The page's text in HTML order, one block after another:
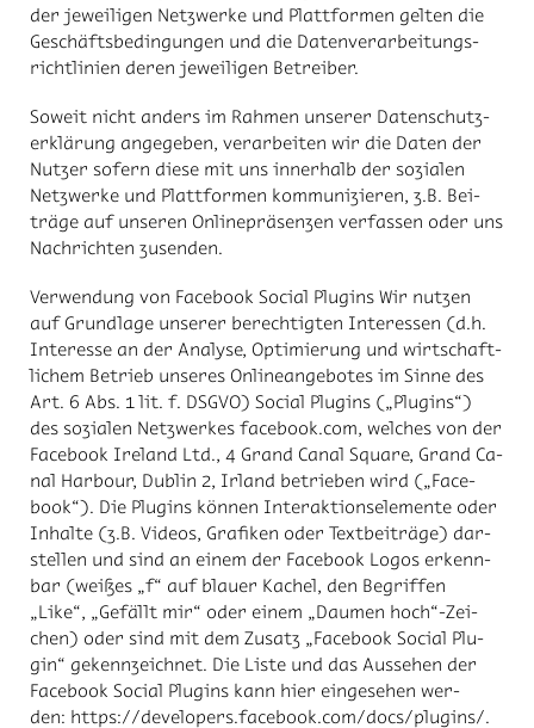
der je­wei­li­gen Netz­wer­ke und Platt­for­men gel­ten die
Ge­schäfts­be­din­gun­gen und die Da­ten­ver­ar­bei­tungs­
richt­li­ni­en de­ren je­wei­li­gen Be­trei­ber.
So­weit nicht an­ders im Rah­men un­se­rer Da­ten­schutz­
er­klä­rung an­ge­ge­ben, ver­ar­bei­ten wir die Da­ten der
Nut­zer so­fern die­se mit uns in­ner­halb der so­zia­len
Netz­wer­ke und Platt­for­men kom­mu­ni­zie­ren, z.B. Bei­
trä­ge auf un­se­ren On­line­prä­sen­zen ver­fas­sen oder uns
Nach­rich­ten zu­sen­den.
Ver­wen­dung von Face­book So­ci­al Plug­ins Wir nut­zen
auf Grund­la­ge un­se­rer be­rech­tig­ten In­ter­es­sen (d.h.
In­ter­es­se an der Ana­ly­se, Op­ti­mie­rung und wirt­schaft­
li­chem Be­trieb un­se­res On­line­an­ge­bo­tes im Sin­ne des
Art. 6 Abs. 1 lit. f. DS­GVO) So­ci­al Plug­ins („Plug­ins“)
des so­zia­len Netz­wer­kes face­book.com, wel­ches von der
Face­book Ire­land Ltd., 4 Grand Ca­nal Squa­re, Grand Ca­
nal Har­bour, Dub­lin 2, Ir­land be­trie­ben wird („Face­
book“). Die Plug­ins kön­nen In­ter­ak­ti­ons­ele­men­te oder
In­hal­te (z.B. Vi­de­os, Gra­fi­ken oder Text­bei­trä­ge) dar­
stel­len und sind an ei­nem der Face­book Lo­gos er­kenn­
bar (wei­ßes „f“ auf blau­er Ka­chel, den Be­grif­fen
„Like“, „Ge­fällt mir“ oder ei­nem „Dau­men hoch“-Zei­
chen) oder sind mit dem Zu­satz „Face­book So­ci­al Plu­
gin“ ge­kenn­zeich­net. Die Lis­te und das Aus­se­hen der
Face­book So­ci­al Plug­ins kann hier ein­ge­se­hen wer­
den: https://​de­ve­l­o­pers.face­book.com/​docs/​plug­ins/.